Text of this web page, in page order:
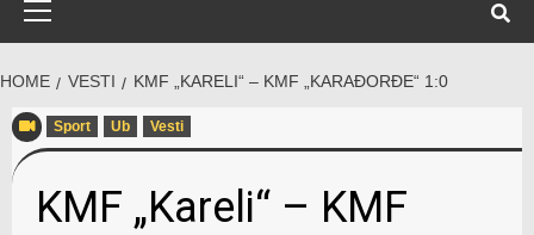
HOME VESTI KMF „KARELI“ – KMF „KARAĐORĐE“ 1:0
Sport Ub Vesti
KMF „Kareli“ – KMF